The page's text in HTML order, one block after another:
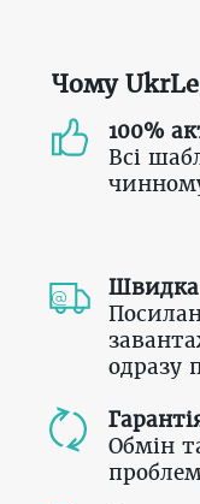
Чому
100%
Всі
Швидка
одразу
Обмін